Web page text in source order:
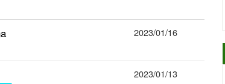
2023/01/16
2023/01/13